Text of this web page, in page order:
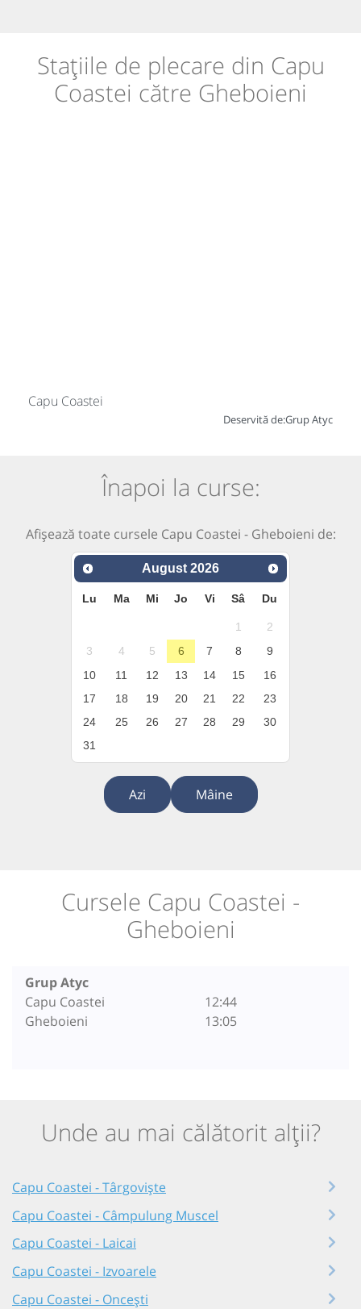
Stațiile de plecare din Capu
Coastei către Gheboieni
Capu Coastei
Deservită de:Grup Atyc
Înapoi la curse:
Afișează toate cursele Capu Coastei - Gheboieni de:
August 2026
Lu Ma Mi Jo Vi Sâ Du
1
2
3
4 5 6 7 8
9
10
11 12 13 14 15
16
17
18 19 20 21 22
23
24
25 26 27 28 29
30
31
Azi Mâine
Cursele Capu Coastei -
Gheboieni
Grup Atyc
Capu Coastei
Gheboieni
12:44
13:05
Unde au mai călătorit alții?
Capu Coastei - Târgoviște
Capu Coastei - Câmpulung Muscel
Capu Coastei - Laicai
Capu Coastei - Izvoarele
Capu Coastei - Oncești